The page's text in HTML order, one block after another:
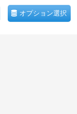
オプション選択